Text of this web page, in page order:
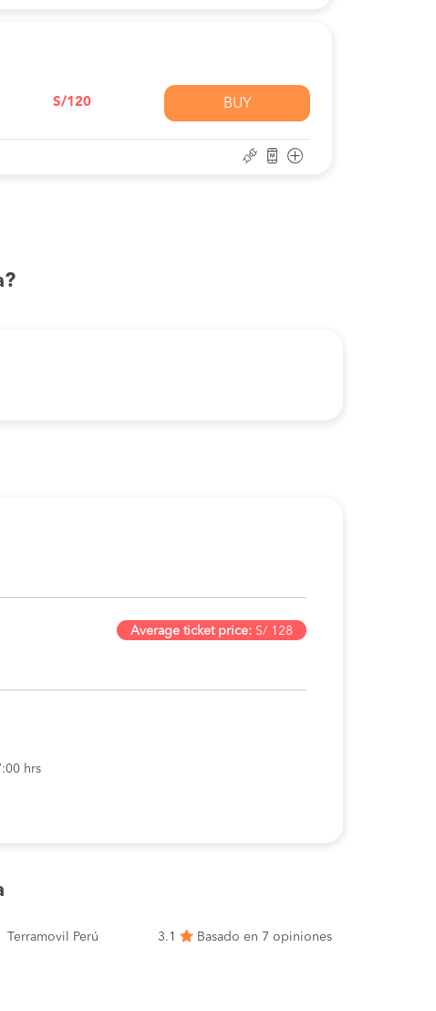
S/120 BUY
Average ticket price: S/ 128
hrs
Terramovil Perú 3.1
Basado en 7 opiniones